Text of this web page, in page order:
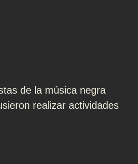
de la música negra
realizar actividades